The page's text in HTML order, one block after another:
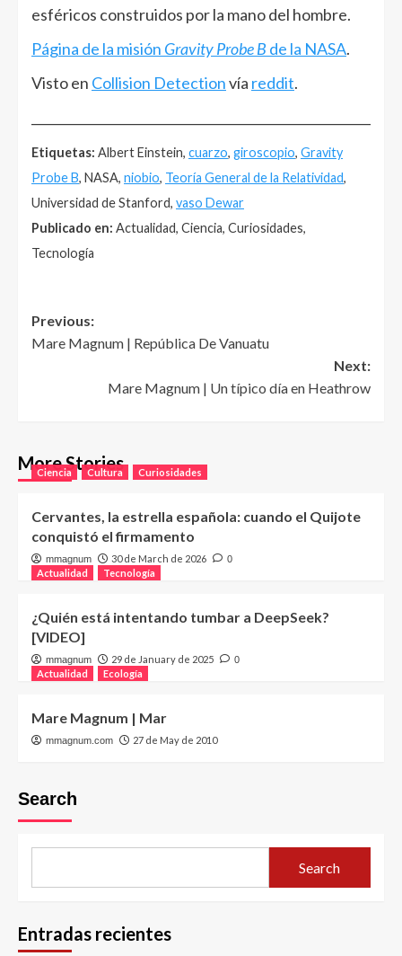
esféricos construidos por la mano del hombre.
Página de la misión Gravity Probe B de la NASA.
Visto en Collision Detectionvía reddit.
Etiquetas: Albert Einstein, cuarzo, giroscopio, Gravity
Probe B, NASA, niobio, Teoría General de la Relatividad,
Universidad de Stanford, vaso Dewar
Publicado en: Actualidad, Ciencia, Curiosidades,
Tecnología
Post
navigation
Previous:
Mare Magnum | República De Vanuatu
Next:
Mare Magnum | Un típico día en Heathrow
More Stories
Ciencia Cultura Curiosidades
Cervantes, la estrella española: cuando el Quijote
conquistó el firmamento
mmagnum 30 de March de 2026 0
Actualidad Tecnología
¿Quién está intentando tumbar a DeepSeek?
[VIDEO]
mmagnum 29 de January de 2025 0
Actualidad Ecología
Mare Magnum | Mar
mmagnum.com 27 de May de 2010
Search
Search
Entradas recientes